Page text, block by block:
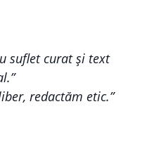
suflet curat și text
redactăm etic.”